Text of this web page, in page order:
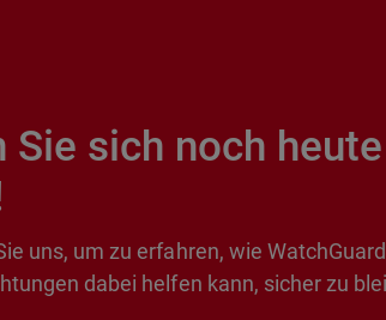
Sie sich noch
uns, um zu erfahren, wie WatchGuard
dabei helfen kann, sicher zu